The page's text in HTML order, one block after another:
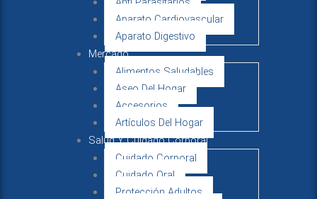
Aparato Cardiovascular
Aparato Digestivo
Mercado
Alimentos Saludables
Aseo Del Hogar
Accesorios
Artículos Del Hogar
Salud Y Cuidado Corporal
Cuidado Corporal
Cuidado Oral
Protección Adultos